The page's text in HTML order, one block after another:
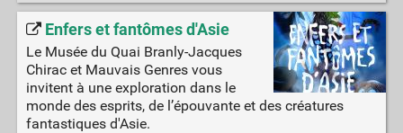
Enfers et fantômes d'Asie
Le Musée du Quai Branly-Jacques
Chirac et Mauvais Genres vous
invitent à une exploration dans le
monde des esprits, de l’épouvante et des créatures
fantastiques d'Asie.